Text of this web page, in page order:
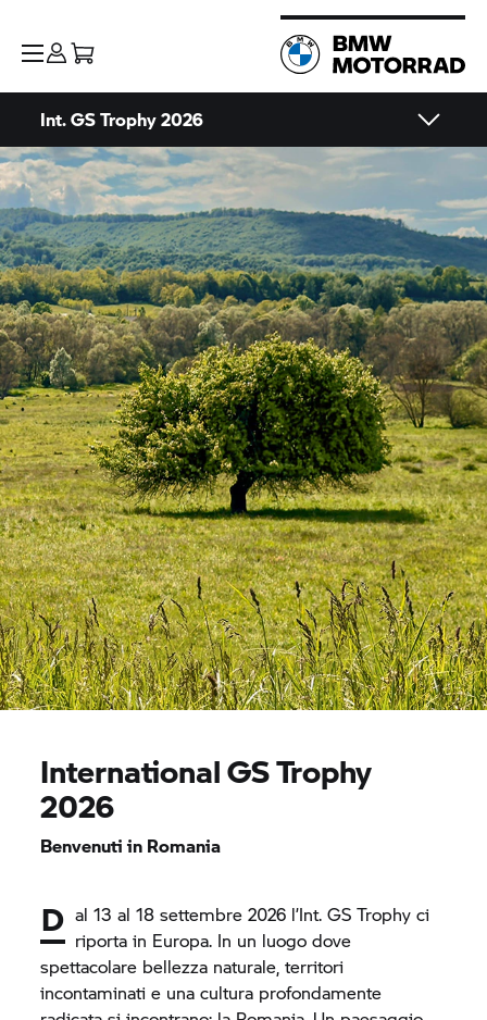
Int.GS Trophy2026
InternationalGS Trophy
2026
Benvenuti in Romania
D al 13 al 18 settembre 2026 l’Int.GS Trophy ci
riporta in Europa. In un luogo dove
spettacolare bellezza naturale, territori
incontaminati e una cultura profondamente